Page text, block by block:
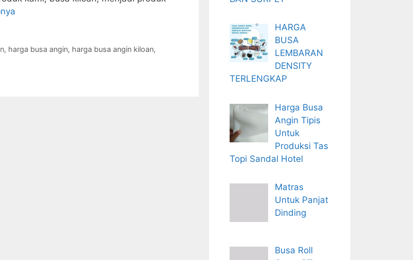
, harga busa angin, harga busa angin kiloan,
HARGA
BUSA
LEMBARAN
DENSITY
TERLENGKAP
Harga Busa
Angin Tipis
Untuk
Produksi Tas
Topi Sandal Hotel
Matras
Untuk Panjat
Dinding
Busa Roll